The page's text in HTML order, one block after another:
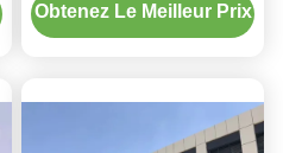
classe 1 pour façade
Obtenez Le Meilleur Prix